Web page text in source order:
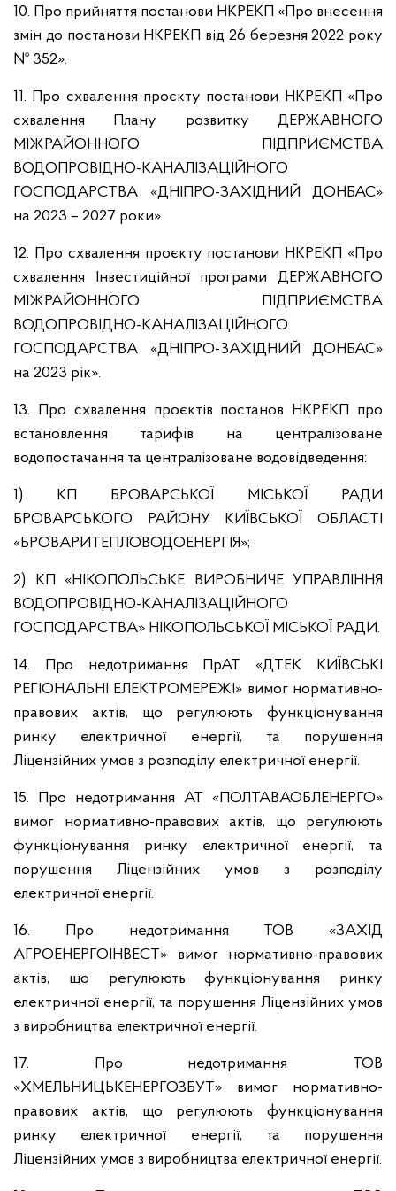
10. Про прийняття постанови НКРЕКП «Про внесення
змін до постанови НКРЕКП від 26 березня 2022 року
№ 352».
11. Про схвалення проєкту постанови НКРЕКП «Про
схвалення Плану розвитку ДЕРЖАВНОГО
МІЖРАЙОННОГО ПІДПРИЄМСТВА
ВОДОПРОВІДНО-КАНАЛІЗАЦІЙНОГО
ГОСПОДАРСТВА «ДНІПРО-ЗАХІДНИЙ ДОНБАС»
на 2023 – 2027 роки».
12. Про схвалення проєкту постанови НКРЕКП «Про
схвалення Інвестиційної програми ДЕРЖАВНОГО
МІЖРАЙОННОГО ПІДПРИЄМСТВА
ВОДОПРОВІДНО-КАНАЛІЗАЦІЙНОГО
ГОСПОДАРСТВА «ДНІПРО-ЗАХІДНИЙ ДОНБАС»
на 2023 рік».
13. Про схвалення проєктів постанов НКРЕКП про
встановлення тарифів на централізоване
водопостачання та централізоване водовідведення:
1) КП БРОВАРСЬКОЇ МІСЬКОЇ РАДИ
БРОВАРСЬКОГО РАЙОНУ КИЇВСЬКОЇ ОБЛАСТІ
«БРОВАРИТЕПЛОВОДОЕНЕРГІЯ»;
2) КП «НІКОПОЛЬСЬКЕ ВИРОБНИЧЕ УПРАВЛІННЯ
ВОДОПРОВІДНО-КАНАЛІЗАЦІЙНОГО
ГОСПОДАРСТВА» НІКОПОЛЬСЬКОЇ МІСЬКОЇ РАДИ.
14. Про недотримання ПрАТ «ДТЕК КИЇВСЬКІ
РЕГІОНАЛЬНІ ЕЛЕКТРОМЕРЕЖІ» вимог нормативно-
правових актів, що регулюють функціонування
ринку електричної енергії, та порушення
Ліцензійних умов з розподілу електричної енергії.
15. Про недотримання АТ «ПОЛТАВАОБЛЕНЕРГО»
вимог нормативно-правових актів, що регулюють
функціонування ринку електричної енергії, та
порушення Ліцензійних умов з розподілу
електричної енергії.
16. Про недотримання ТОВ «ЗАХІД
АГРОЕНЕРГОІНВЕСТ» вимог нормативно-правових
актів, що регулюють функціонування ринку
електричної енергії, та порушення Ліцензійних умов
з виробництва електричної енергії.
17. Про недотримання ТОВ
«ХМЕЛЬНИЦЬКЕНЕРГОЗБУТ» вимог нормативно-
правових актів, що регулюють функціонування
ринку електричної енергії, та порушення
Ліцензійних умов з виробництва електричної енергії.